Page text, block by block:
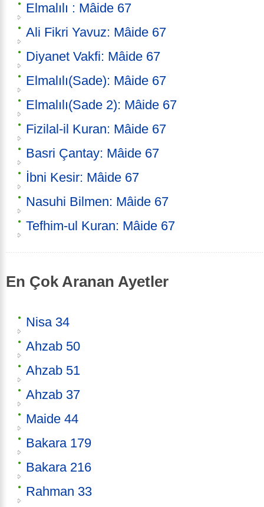
Elmalılı : Mâide 67
Ali Fikri Yavuz: Mâide 67
Diyanet Vakfi: Mâide 67
Elmalılı(Sade): Mâide 67
Elmalılı(Sade 2): Mâide 67
Fizilal-il Kuran: Mâide 67
Basri Çantay: Mâide 67
İbni Kesir: Mâide 67
Nasuhi Bilmen: Mâide 67
Tefhim-ul Kuran: Mâide 67
En Çok Aranan Ayetler
Nisa 34
Ahzab 50
Ahzab 51
Ahzab 37
Maide 44
Bakara 179
Bakara 216
Rahman 33